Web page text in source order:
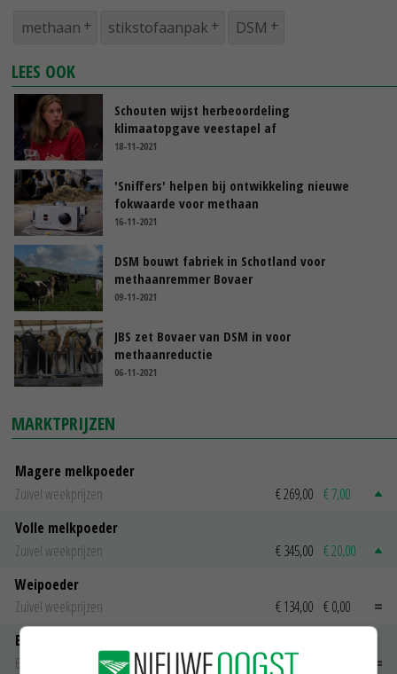
methaan stikstofaanpak DSM
LEES OOK
Schouten wijst herbeoordeling
klimaatopgave veestapel af
18-11-2021
'Sniffers' helpen bij ontwikkeling nieuwe
fokwaarde voor methaan
16-11-2021
DSM bouwt fabriek in Schotland voor
methaanremmer Bovaer
09-11-2021
JBS zet Bovaer van DSM in voor
methaanreductie
06-11-2021
MARKTPRIJZEN
Magere melkpoeder
Zuivel weekprijzen
€ 269,00 € 7,00
Volle melkpoeder
Zuivel weekprijzen
€ 345,00 € 20,00
Weipoeder
Zuivel weekprijzen
€ 134,00 € 0,00
Boeren Gouda 12 kg
Boerenkaas